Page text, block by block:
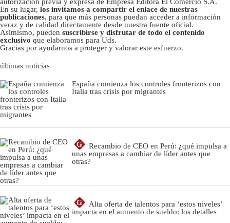
En su lugar, los invitamos a compartir el enlace de nuestras
publicaciones, para que más personas puedan acceder a información
veraz y de calidad directamente desde nuestra fuente oficial.
Asimismo, pueden suscribirse y disfrutar de todo el contenido
exclusivo que elaboramos para Uds.
Gracias por ayudarnos a proteger y valorar este esfuerzo.
últimas noticias
España comienza los controles fronterizos con
Italia tras crisis por migrantes
G
Recambio de CEO en Perú: ¿qué impulsa a
unas empresas a cambiar de líder antes que
otras?
G
Alta oferta de talentos para ‘estos niveles’
impacta en el aumento de sueldo: los detalles